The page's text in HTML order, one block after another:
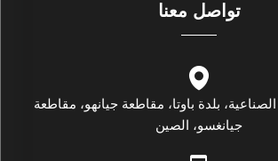
تواصل معنا
الصناعية، بلدة باوتا، مقاطعة جيانهو، مقاطعة
جيانغسو، الصين